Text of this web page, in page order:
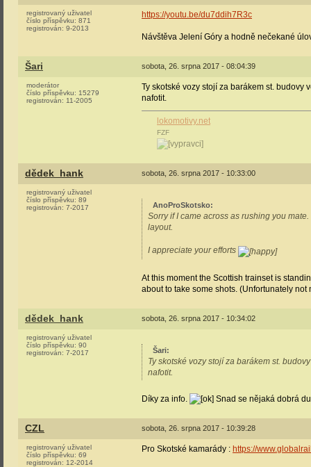
registrovaný uživatel
číslo příspěvku: 871
registrován: 9-2013
https://youtu.be/du7ddih7R3c
Návštěva Jelení Góry a hodně nečekané
Šari sobota, 26. srpna 2017 - 08:04:39
moderátor
číslo příspěvku: 15279
registrován: 11-2005
Ty skotské vozy stojí za barákem st.
nafotit.
lokomotivy.net
FZF
dědek_hank sobota, 26. srpna 2017 - 10:33:00
registrovaný uživatel
číslo příspěvku: 89
registrován: 7-2017 AnoProSkotsko:
Sorry if I came across as rushing you
layout.
I appreciate your efforts
At this moment the Scottish trainset is
about to take some shots. (Unfortunately
dědek_hank sobota, 26. srpna 2017 - 10:34:02
registrovaný uživatel
číslo příspěvku: 90
registrován: 7-2017 Šari:
Ty skotské vozy stojí za barákem st.
nafotit.
Díky za info. Snad se nějaká dobrá
CZL sobota, 26. srpna 2017 - 10:39:28
registrovaný uživatel
číslo příspěvku: 69
registrován: 12-2014
Pro Skotské kamarády : https://